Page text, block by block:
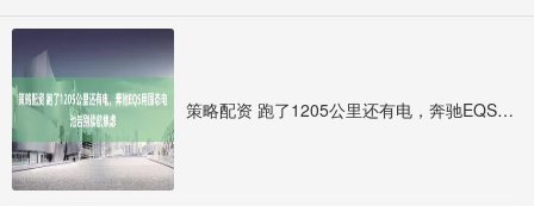
策略配资 跑了1205公里还有电，奔驰EQS用固态电池告别续航焦虑